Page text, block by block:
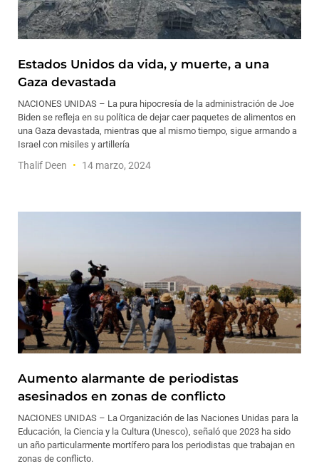
Estados Unidos da vida, y muerte, a una
Gaza devastada
NACIONES UNIDAS – La pura hipocresía de la administración de Joe
Biden se refleja en su política de dejar caer paquetes de alimentos en
una Gaza devastada, mientras que al mismo tiempo, sigue armando a
Israel con misiles y artillería
Thalif Deen 14 marzo, 2024
Aumento alarmante de periodistas
asesinados en zonas de conflicto
NACIONES UNIDAS – La Organización de las Naciones Unidas para la
Educación, la Ciencia y la Cultura (Unesco), señaló que 2023 ha sido
un año particularmente mortífero para los periodistas que trabajan en
zonas de conflicto.